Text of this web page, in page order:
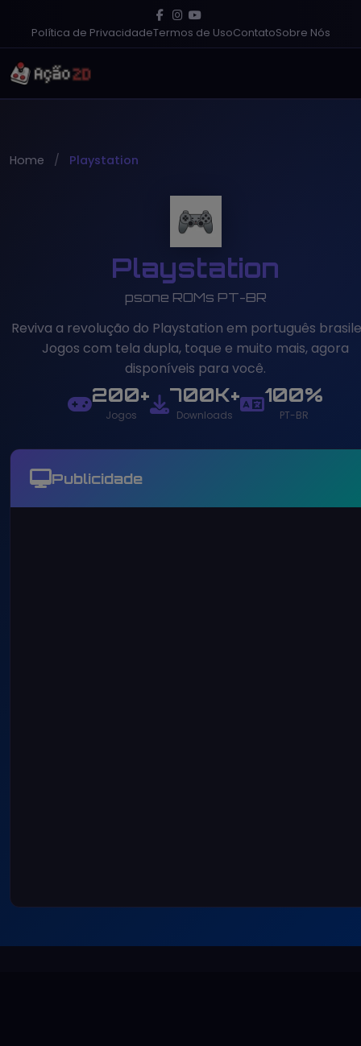
Política de PrivacidadeTermos de UsoContatoSobre Nós
Home Playstation
Playstation
psone ROMs PT-BR
Reviva a revolução do Playstation em português
Jogos com tela dupla, toque e muito mais, agora
disponíveis para você.
200+
Jogos
700K+
Downloads
100%
PT-BR
Publicidade